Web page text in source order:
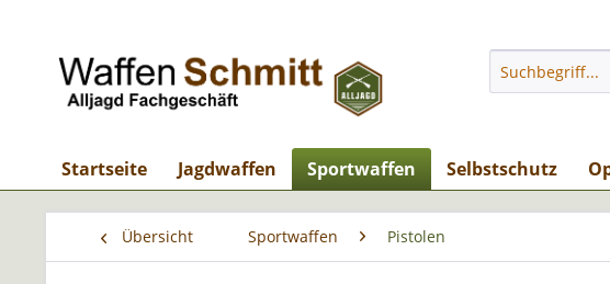
Startseite Jagdwaffen Sportwaffen Selbstschutz
Übersicht Sportwaffen Pistolen